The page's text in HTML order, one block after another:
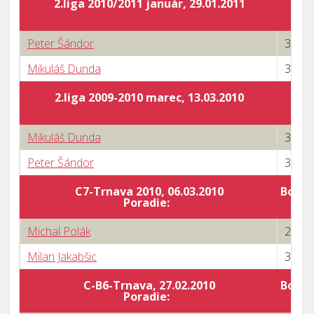
2.liga 2010/2011 január, 29.01.2011
Peter Šándor
3 : 1
Mikuláš Dunda
3 : 2
2.liga 2009-2010 marec, 13.03.2010
Mikuláš Dunda
3 : 0
Peter Šándor
3 : 0
C7-Trnava 2010, 06.03.2010
Poradie:
Body
Michal Polák
2 : 3
Milan Jakabšic
3 : 0
C-B6-Trnava, 27.02.2010
Poradie:
Body